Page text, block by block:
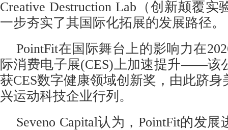
Creative Destruction Lab（创新颠覆
一步夯实了其国际化拓展的发展路径。
PointFit在国际舞台上的影响力在
际消费电子展(CES)上加速提升——该
获CES数字健康领域创新奖，由此跻
兴运动科技企业行列。
Seveno Capital认为，PointFit的发